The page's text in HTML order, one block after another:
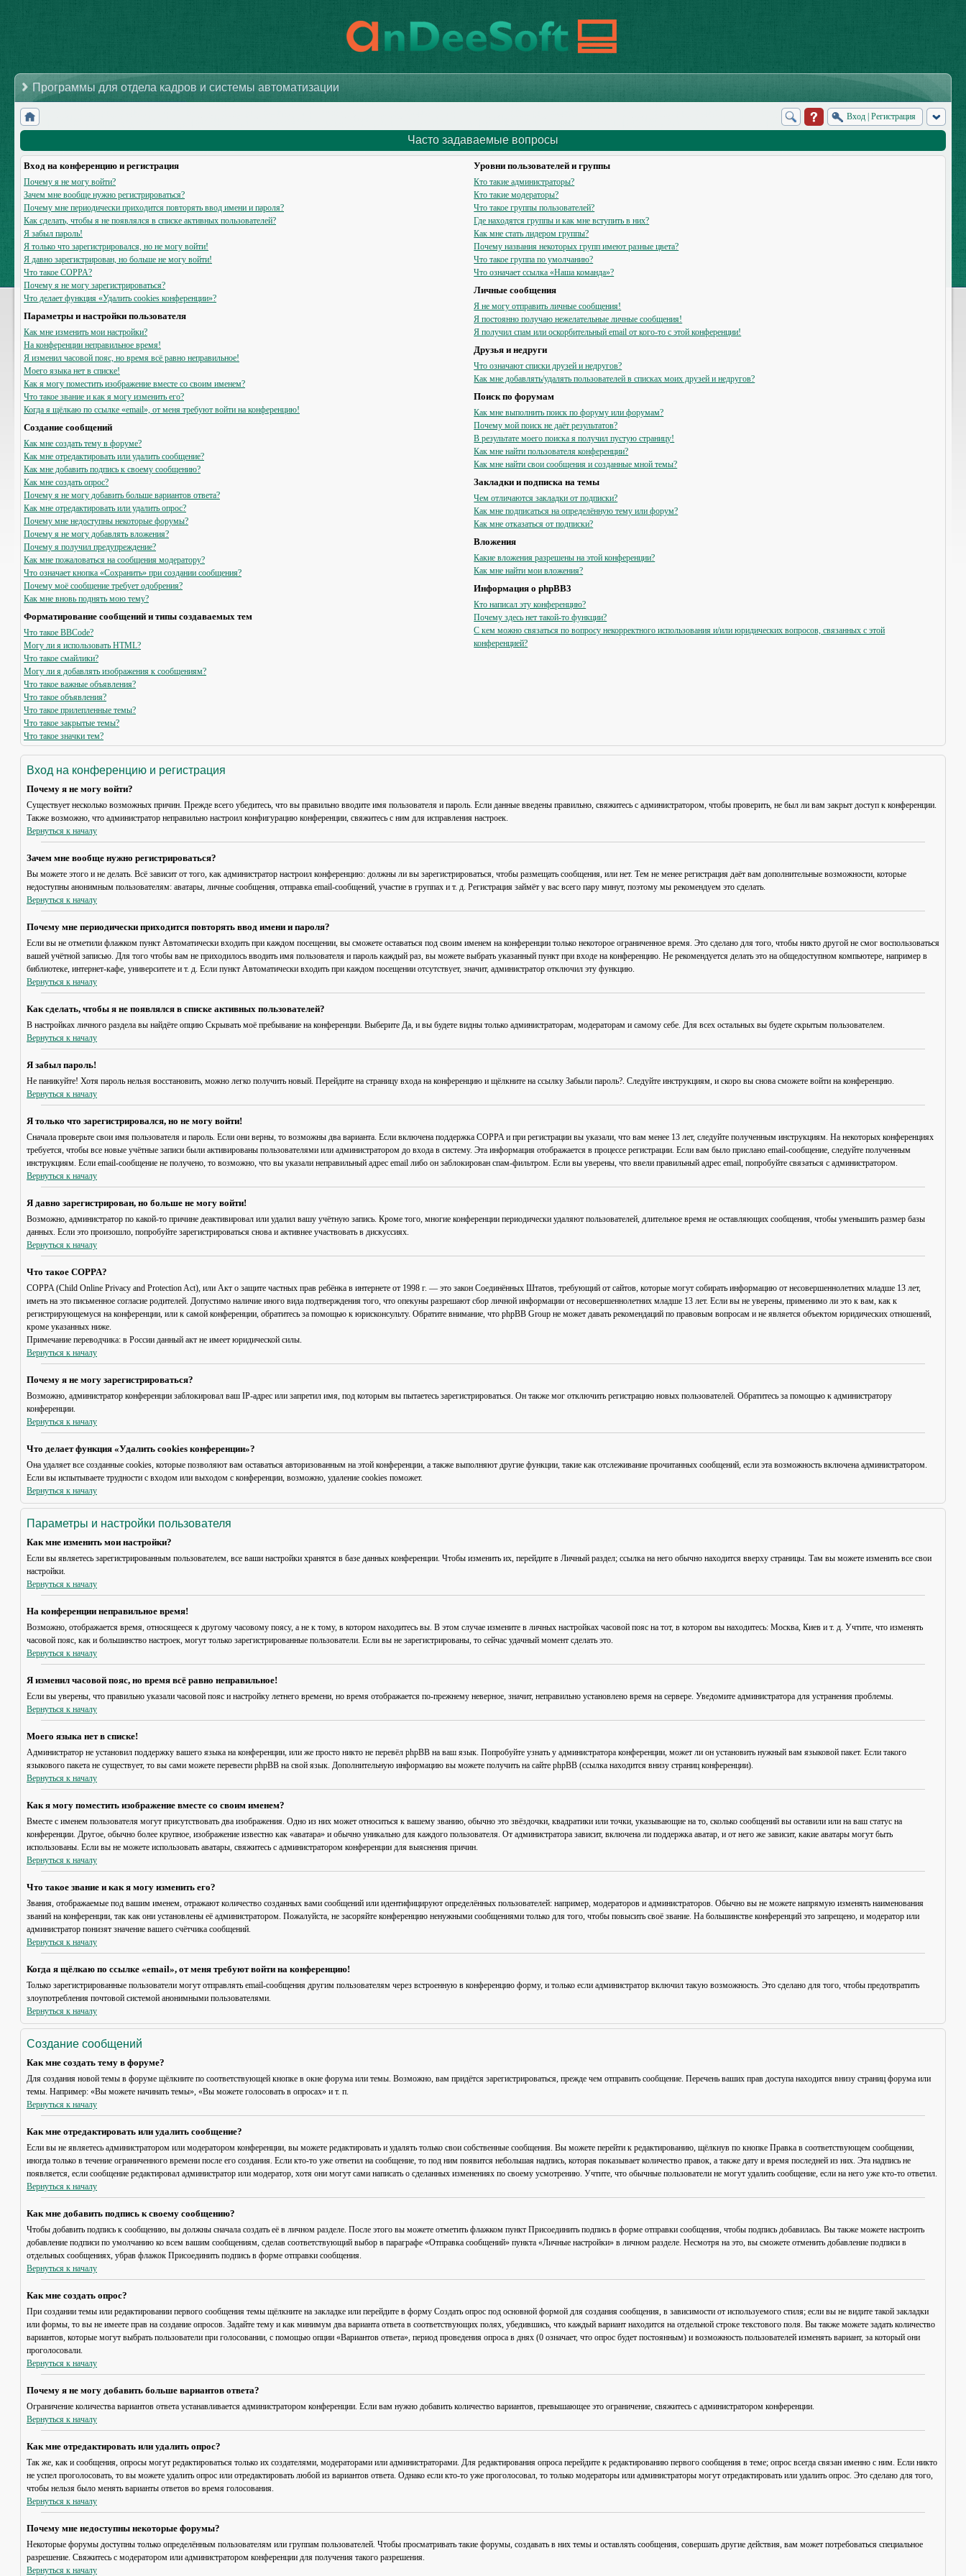
Программы для отдела кадров и системы автоматизации
Вход Регистрация
Часто задаваемые вопросы
Вход на конференцию и регистрация
Почему я не могу войти?
Зачем мне вообще нужно регистрироваться?
Почему мне периодически приходится повторять ввод имени и пароля?
Как сделать, чтобы я не появлялся в списке активных пользователей?
Я забыл пароль!
Я только что зарегистрировался, но не могу войти!
Я давно зарегистрирован, но больше не могу войти!
Что такое COPPA?
Почему я не могу зарегистрироваться?
Что делает функция «Удалить cookies конференции»?
Параметры и настройки пользователя
Как мне изменить мои настройки?
На конференции неправильное время!
Я изменил часовой пояс, но время всё равно неправильное!
Моего языка нет в списке!
Как я могу поместить изображение вместе со своим именем?
Что такое звание и как я могу изменить его?
Когда я щёлкаю по ссылке «email», от меня требуют войти на конференцию!
Создание сообщений
Как мне создать тему в форуме?
Как мне отредактировать или удалить сообщение?
Как мне добавить подпись к своему сообщению?
Как мне создать опрос?
Почему я не могу добавить больше вариантов ответа?
Как мне отредактировать или удалить опрос?
Почему мне недоступны некоторые форумы?
Почему я не могу добавлять вложения?
Почему я получил предупреждение?
Как мне пожаловаться на сообщения модератору?
Что означает кнопка «Сохранить» при создании сообщения?
Почему моё сообщение требует одобрения?
Как мне вновь поднять мою тему?
Форматирование сообщений и типы создаваемых тем
Что такое BBCode?
Могу ли я использовать HTML?
Что такое смайлики?
Могу ли я добавлять изображения к сообщениям?
Что такое важные объявления?
Что такое объявления?
Что такое прилепленные темы?
Что такое закрытые темы?
Что такое значки тем?
Уровни пользователей и группы
Кто такие администраторы?
Кто такие модераторы?
Что такое группы пользователей?
Где находятся группы и как мне вступить в них?
Как мне стать лидером группы?
Почему названия некоторых групп имеют разные цвета?
Что такое группа по умолчанию?
Что означает ссылка «Наша команда»?
Личные сообщения
Я не могу отправить личные сообщения!
Я постоянно получаю нежелательные личные сообщения!
Я получил спам или оскорбительный email от кого-то с этой конференции!
Друзья и недруги
Что означают списки друзей и недругов?
Как мне добавлять/удалять пользователей в списках моих друзей и недругов?
Поиск по форумам
Как мне выполнить поиск по форуму или форумам?
Почему мой поиск не даёт результатов?
В результате моего поиска я получил пустую страницу!
Как мне найти пользователя конференции?
Как мне найти свои сообщения и созданные мной темы?
Закладки и подписка на темы
Чем отличаются закладки от подписки?
Как мне подписаться на определённую тему или форум?
Как мне отказаться от подписки?
Вложения
Какие вложения разрешены на этой конференции?
Как мне найти мои вложения?
Информация о phpBB3
Кто написал эту конференцию?
Почему здесь нет такой-то функции?
С кем можно связаться по вопросу некорректного использования и/или юридических вопросов, связанных с этой
конференцией?
Вход на конференцию и регистрация
Почему я не могу войти?
Существует несколько возможных причин. Прежде всего убедитесь, что вы правильно вводите имя пользователя и пароль. Если данные введены правильно, свяжитесь с администратором, чтобы проверить, не был ли вам закрыт доступ к конференции.
Также возможно, что администратор неправильно настроил конфигурацию конференции, свяжитесь с ним для исправления настроек.
Вернуться к началу
Зачем мне вообще нужно регистрироваться?
Вы можете этого и не делать. Всё зависит от того, как администратор настроил конференцию: должны ли вы зарегистрироваться, чтобы размещать сообщения, или нет. Тем не менее регистрация даёт вам дополнительные возможности, которые
недоступны анонимным пользователям: аватары, личные сообщения, отправка email-сообщений, участие в группах и т. д. Регистрация займёт у вас всего пару минут, поэтому мы рекомендуем это сделать.
Вернуться к началу
Почему мне периодически приходится повторять ввод имени и пароля?
Если вы не отметили флажком пункт Автоматически входить при каждом посещении, вы сможете оставаться под своим именем на конференции только некоторое ограниченное время. Это сделано для того, чтобы никто другой не смог воспользоваться
вашей учётной записью. Для того чтобы вам не приходилось вводить имя пользователя и пароль каждый раз, вы можете выбрать указанный пункт при входе на конференцию. Не рекомендуется делать это на общедоступном компьютере, например в
библиотеке, интернет-кафе, университете и т. д. Если пункт Автоматически входить при каждом посещении отсутствует, значит, администратор отключил эту функцию.
Вернуться к началу
Как сделать, чтобы я не появлялся в списке активных пользователей?
В настройках личного раздела вы найдёте опцию Скрывать моё пребывание на конференции. Выберите Да, и вы будете видны только администраторам, модераторам и самому себе. Для всех остальных вы будете скрытым пользователем.
Вернуться к началу
Я забыл пароль!
Не паникуйте! Хотя пароль нельзя восстановить, можно легко получить новый. Перейдите на страницу входа на конференцию и щёлкните на ссылку Забыли пароль?. Следуйте инструкциям, и скоро вы снова сможете войти на конференцию.
Вернуться к началу
Я только что зарегистрировался, но не могу войти!
Сначала проверьте свои имя пользователя и пароль. Если они верны, то возможны два варианта. Если включена поддержка COPPA и при регистрации вы указали, что вам менее 13 лет, следуйте полученным инструкциям. На некоторых конференциях
требуется, чтобы все новые учётные записи были активированы пользователями или администратором до входа в систему. Эта информация отображается в процессе регистрации. Если вам было прислано email-сообщение, следуйте полученным
инструкциям. Если email-сообщение не получено, то возможно, что вы указали неправильный адрес email либо он заблокирован спам-фильтром. Если вы уверены, что ввели правильный адрес email, попробуйте связаться с администратором.
Вернуться к началу
Я давно зарегистрирован, но больше не могу войти!
Возможно, администратор по какой-то причине деактивировал или удалил вашу учётную запись. Кроме того, многие конференции периодически удаляют пользователей, длительное время не оставляющих сообщения, чтобы уменьшить размер базы
данных. Если это произошло, попробуйте зарегистрироваться снова и активнее участвовать в дискуссиях.
Вернуться к началу
Что такое COPPA?
COPPA (Child Online Privacy and Protection Act), или Акт о защите частных прав ребёнка в интернете от 1998 г. — это закон Соединённых Штатов, требующий от сайтов, которые могут собирать информацию от несовершеннолетних младше 13 лет,
иметь на это письменное согласие родителей. Допустимо наличие иного вида подтверждения того, что опекуны разрешают сбор личной информации от несовершеннолетних младше 13 лет. Если вы не уверены, применимо ли это к вам, как к
регистрирующемуся на конференции, или к самой конференции, обратитесь за помощью к юрисконсульту. Обратите внимание, что phpBB Group не может давать рекомендаций по правовым вопросам и не является объектом юридических отношений,
кроме указанных ниже.
Примечание переводчика: в России данный акт не имеет юридической силы.
Вернуться к началу
Почему я не могу зарегистрироваться?
Возможно, администратор конференции заблокировал ваш IP-адрес или запретил имя, под которым вы пытаетесь зарегистрироваться. Он также мог отключить регистрацию новых пользователей. Обратитесь за помощью к администратору
конференции.
Вернуться к началу
Что делает функция «Удалить cookies конференции»?
Она удаляет все созданные cookies, которые позволяют вам оставаться авторизованным на этой конференции, а также выполняют другие функции, такие как отслеживание прочитанных сообщений, если эта возможность включена администратором.
Если вы испытываете трудности с входом или выходом с конференции, возможно, удаление cookies поможет.
Вернуться к началу
Параметры и настройки пользователя
Как мне изменить мои настройки?
Если вы являетесь зарегистрированным пользователем, все ваши настройки хранятся в базе данных конференции. Чтобы изменить их, перейдите в Личный раздел; ссылка на него обычно находится вверху страницы. Там вы можете изменить все свои
настройки.
Вернуться к началу
На конференции неправильное время!
Возможно, отображается время, относящееся к другому часовому поясу, а не к тому, в котором находитесь вы. В этом случае измените в личных настройках часовой пояс на тот, в котором вы находитесь: Москва, Киев и т. д. Учтите, что изменять
часовой пояс, как и большинство настроек, могут только зарегистрированные пользователи. Если вы не зарегистрированы, то сейчас удачный момент сделать это.
Вернуться к началу
Я изменил часовой пояс, но время всё равно неправильное!
Если вы уверены, что правильно указали часовой пояс и настройку летнего времени, но время отображается по-прежнему неверное, значит, неправильно установлено время на сервере. Уведомите администратора для устранения проблемы.
Вернуться к началу
Моего языка нет в списке!
Администратор не установил поддержку вашего языка на конференции, или же просто никто не перевёл phpBB на ваш язык. Попробуйте узнать у администратора конференции, может ли он установить нужный вам языковой пакет. Если такого
языкового пакета не существует, то вы сами можете перевести phpBB на свой язык. Дополнительную информацию вы можете получить на сайте phpBB (ссылка находится внизу страниц конференции).
Вернуться к началу
Как я могу поместить изображение вместе со своим именем?
Вместе с именем пользователя могут присутствовать два изображения. Одно из них может относиться к вашему званию, обычно это звёздочки, квадратики или точки, указывающие на то, сколько сообщений вы оставили или на ваш статус на
конференции. Другое, обычно более крупное, изображение известно как «аватара» и обычно уникально для каждого пользователя. От администратора зависит, включена ли поддержка аватар, и от него же зависит, какие аватары могут быть
использованы. Если вы не можете использовать аватары, свяжитесь с администратором конференции для выяснения причин.
Вернуться к началу
Что такое звание и как я могу изменить его?
Звания, отображаемые под вашим именем, отражают количество созданных вами сообщений или идентифицируют определённых пользователей: например, модераторов и администраторов. Обычно вы не можете напрямую изменять наименования
званий на конференции, так как они установлены её администратором. Пожалуйста, не засоряйте конференцию ненужными сообщениями только для того, чтобы повысить своё звание. На большинстве конференций это запрещено, и модератор или
администратор понизят значение вашего счётчика сообщений.
Вернуться к началу
Когда я щёлкаю по ссылке «email», от меня требуют войти на конференцию!
Только зарегистрированные пользователи могут отправлять email-сообщения другим пользователям через встроенную в конференцию форму, и только если администратор включил такую возможность. Это сделано для того, чтобы предотвратить
злоупотребления почтовой системой анонимными пользователями.
Вернуться к началу
Создание сообщений
Как мне создать тему в форуме?
Для создания новой темы в форуме щёлкните по соответствующей кнопке в окне форума или темы. Возможно, вам придётся зарегистрироваться, прежде чем отправить сообщение. Перечень ваших прав доступа находится внизу страниц форума или
темы. Например: «Вы можете начинать темы», «Вы можете голосовать в опросах» и т. п.
Вернуться к началу
Как мне отредактировать или удалить сообщение?
Если вы не являетесь администратором или модератором конференции, вы можете редактировать и удалять только свои собственные сообщения. Вы можете перейти к редактированию, щёлкнув по кнопке Правка в соответствующем сообщении,
иногда только в течение ограниченного времени после его создания. Если кто-то уже ответил на сообщение, то под ним появится небольшая надпись, которая показывает количество правок, а также дату и время последней из них. Эта надпись не
появляется, если сообщение редактировал администратор или модератор, хотя они могут сами написать о сделанных изменениях по своему усмотрению. Учтите, что обычные пользователи не могут удалить сообщение, если на него уже кто-то ответил.
Вернуться к началу
Как мне добавить подпись к своему сообщению?
Чтобы добавить подпись к сообщению, вы должны сначала создать её в личном разделе. После этого вы можете отметить флажком пункт Присоединить подпись в форме отправки сообщения, чтобы подпись добавилась. Вы также можете настроить
добавление подписи по умолчанию ко всем вашим сообщениям, сделав соответствующий выбор в параграфе «Отправка сообщений» пункта «Личные настройки» в личном разделе. Несмотря на это, вы сможете отменить добавление подписи в
отдельных сообщениях, убрав флажок Присоединить подпись в форме отправки сообщения.
Вернуться к началу
Как мне создать опрос?
При создании темы или редактировании первого сообщения темы щёлкните на закладке или перейдите в форму Создать опрос под основной формой для создания сообщения, в зависимости от используемого стиля; если вы не видите такой закладки
или формы, то вы не имеете прав на создание опросов. Задайте тему и как минимум два варианта ответа в соответствующих полях, убедившись, что каждый вариант находится на отдельной строке текстового поля. Вы также можете задать количество
вариантов, которые могут выбрать пользователи при голосовании, с помощью опции «Вариантов ответа», период проведения опроса в днях (0 означает, что опрос будет постоянным) и возможность пользователей изменять вариант, за который они
проголосовали.
Вернуться к началу
Почему я не могу добавить больше вариантов ответа?
Ограничение количества вариантов ответа устанавливается администратором конференции. Если вам нужно добавить количество вариантов, превышающее это ограничение, свяжитесь с администратором конференции.
Вернуться к началу
Как мне отредактировать или удалить опрос?
Так же, как и сообщения, опросы могут редактироваться только их создателями, модераторами или администраторами. Для редактирования опроса перейдите к редактированию первого сообщения в теме; опрос всегда связан именно с ним. Если никто
не успел проголосовать, то вы можете удалить опрос или отредактировать любой из вариантов ответа. Однако если кто-то уже проголосовал, то только модераторы или администраторы могут отредактировать или удалить опрос. Это сделано для того,
чтобы нельзя было менять варианты ответов во время голосования.
Вернуться к началу
Почему мне недоступны некоторые форумы?
Некоторые форумы доступны только определённым пользователям или группам пользователей. Чтобы просматривать такие форумы, создавать в них темы и оставлять сообщения, совершать другие действия, вам может потребоваться специальное
разрешение. Свяжитесь с модератором или администратором конференции для получения такого разрешения.
Вернуться к началу